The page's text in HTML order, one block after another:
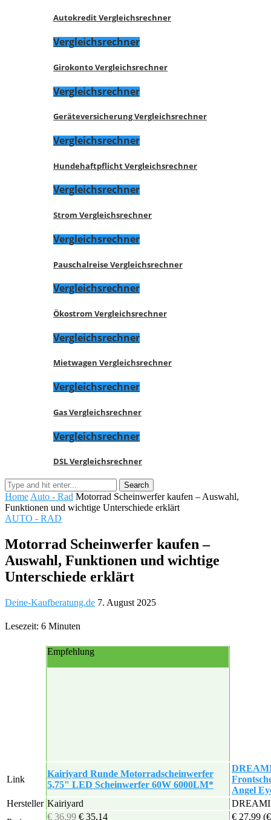
Autokredit Vergleichsrechner
Vergleichsrechner
Girokonto Vergleichsrechner
Vergleichsrechner
Geräteversicherung Vergleichsrechner
Vergleichsrechner
Hundehaftpflicht Vergleichsrechner
Vergleichsrechner
Strom Vergleichsrechner
Vergleichsrechner
Pauschalreise Vergleichsrechner
Vergleichsrechner
Ökostrom Vergleichsrechner
Vergleichsrechner
Mietwagen Vergleichsrechner
Vergleichsrechner
Gas Vergleichsrechner
Vergleichsrechner
DSL Vergleichsrechner
Home Auto - Rad Motorrad Scheinwerfer kaufen – Auswahl,
Funktionen und wichtige Unterschiede erklärt
AUTO - RAD
Motorrad Scheinwerfer kaufen –
Auswahl, Funktionen und wichtige
Unterschiede erklärt
Deine-Kaufberatung.de 7. August 2025
Lesezeit: 6 Minuten
Empfehlung
Link
Kairiyard Runde Motorradscheinwerfer
5,75" LED Scheinwerfer 60W 6000LM*
Angel
Hersteller Kairiyard
€ 36,99 € 35,14
€ 27,99